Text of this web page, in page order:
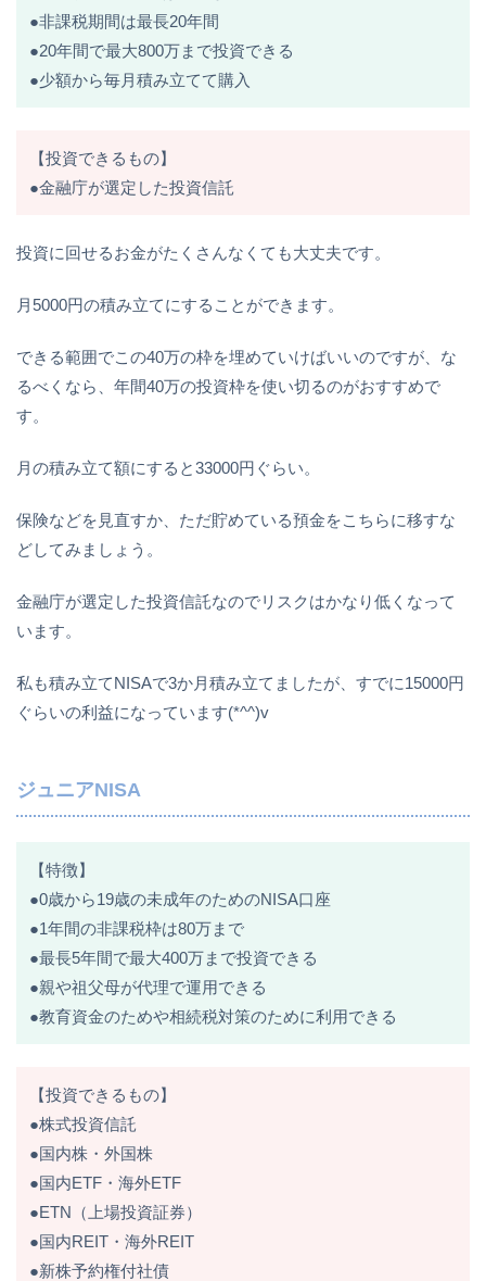
●非課税期間は最長20年間
●20年間で最大800万まで投資できる
●少額から毎月積み立てて購入
【投資できるもの】
●金融庁が選定した投資信託
投資に回せるお金がたくさんなくても大丈夫です。
月5000円の積み立てにすることができます。
できる範囲でこの40万の枠を埋めていけばいいのですが、な
るべくなら、年間40万の投資枠を使い切るのがおすすめで
す。
月の積み立て額にすると33000円ぐらい。
保険などを見直すか、ただ貯めている預金をこちらに移すな
どしてみましょう。
金融庁が選定した投資信託なのでリスクはかなり低くなって
います。
私も積み立てNISAで3か月積み立てましたが、すでに15000円
ぐらいの利益になっています(*^^)v
ジュニアNISA
【特徴】
●0歳から19歳の未成年のためのNISA口座
●1年間の非課税枠は80万まで
●最長5年間で最大400万まで投資できる
●親や祖父母が代理で運用できる
●教育資金のためや相続税対策のために利用できる
【投資できるもの】
●株式投資信託
●国内株・外国株
●国内ETF・海外ETF
●ETN（上場投資証券）
●国内REIT・海外REIT
●新株予約権付社債